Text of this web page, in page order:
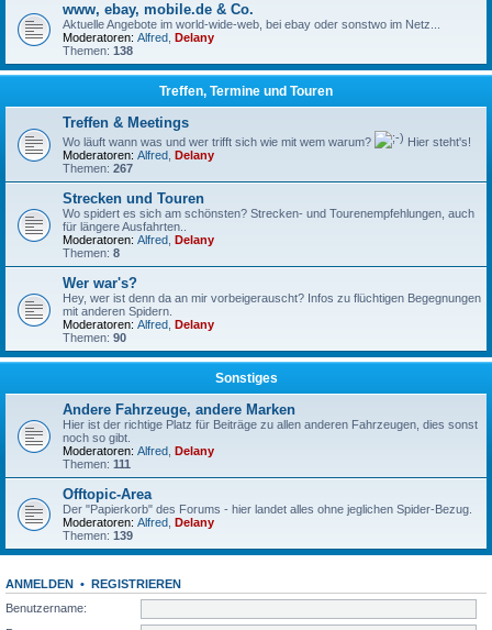
www, ebay, mobile.de & Co.
Aktuelle Angebote im world-wide-web, bei ebay oder sonstwo im Netz...
Moderatoren: Alfred Delany
Themen: 138
Treffen, Termine und Touren
Treffen & Meetings
Wo läuft wann was und wer trifft sich wie mit wem warum?
Hier steht's!
Moderatoren: Alfred Delany
Themen: 267
Strecken und Touren
Wo spidert es sich am schönsten? Strecken- und Tourenempfehlungen, auch
für längere Ausfahrten..
Moderatoren: Alfred Delany
Themen: 8
Wer war's?
Hey, wer ist denn da an mir vorbeigerauscht? Infos zu flüchtigen Begegnungen
mit anderen Spidern.
Moderatoren: Alfred Delany
Themen: 90
Sonstiges
Andere Fahrzeuge, andere Marken
Hier ist der richtige Platz für Beiträge zu allen anderen Fahrzeugen, dies sonst
noch so gibt.
Moderatoren: Alfred Delany
Themen: 111
Offtopic-Area
Der "Papierkorb" des Forums - hier landet alles ohne jeglichen Spider-Bezug.
Moderatoren: Alfred Delany
Themen: 139
ANMELDEN • REGISTRIEREN
Benutzername: